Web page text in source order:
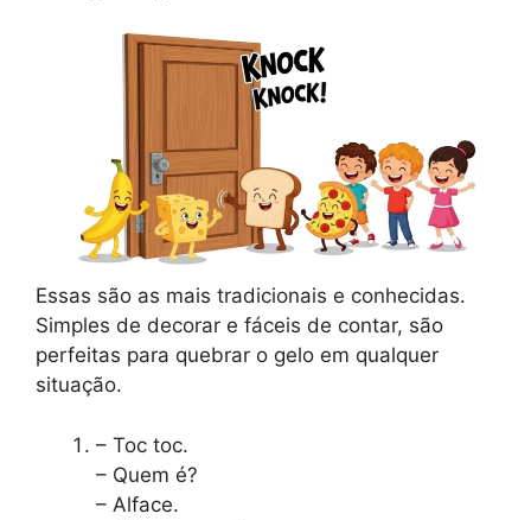
Essas são as mais tradicionais e conhecidas.
Simples de decorar e fáceis de contar, são
perfeitas para quebrar o gelo em qualquer
situação.
– Toc toc.
– Quem é?
– Alface.